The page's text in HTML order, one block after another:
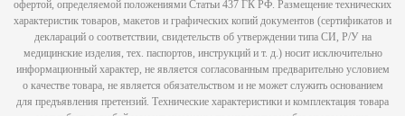
офертой, определяемой положениями Статьи 437 ГК РФ. Размещение технических
характеристик товаров, макетов и графических копий документов (сертификатов и
деклараций о соответствии, свидетельств об утверждении типа СИ, Р/У на
медицинские изделия, тех. паспортов, инструкций и т. д.) носит исключительно
информационный характер, не является согласованным предварительно условием
о качестве товара, не является обязательством и не может служить основанием
для предъявления претензий. Технические характеристики и комплектация товара